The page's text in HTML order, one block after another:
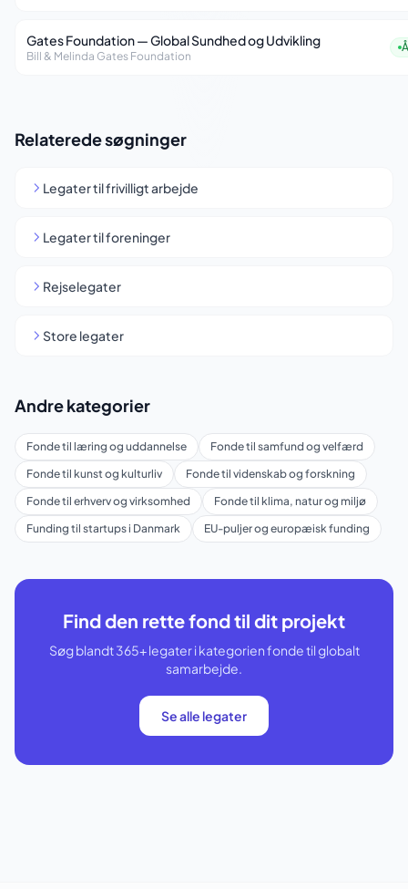
Gates Foundation — Global Sundhed og Udvikling
Bill & Melinda Gates Foundation
Relaterede søgninger
Legater til frivilligt arbejde
Legater til foreninger
Rejselegater
Store legater
Andre kategorier
Fonde til læring og uddannelse
Fonde til samfund og velfærd
Fonde til kunst og kulturliv
Fonde til videnskab og forskning
Fonde til erhverv og virksomhed
Fonde til klima, natur og miljø
Funding til startups i Danmark
EU-puljer og europæisk funding
Find den rette fond til dit projekt
Søg blandt 365+ legater i kategorien fonde til globalt
samarbejde.
Se alle legater